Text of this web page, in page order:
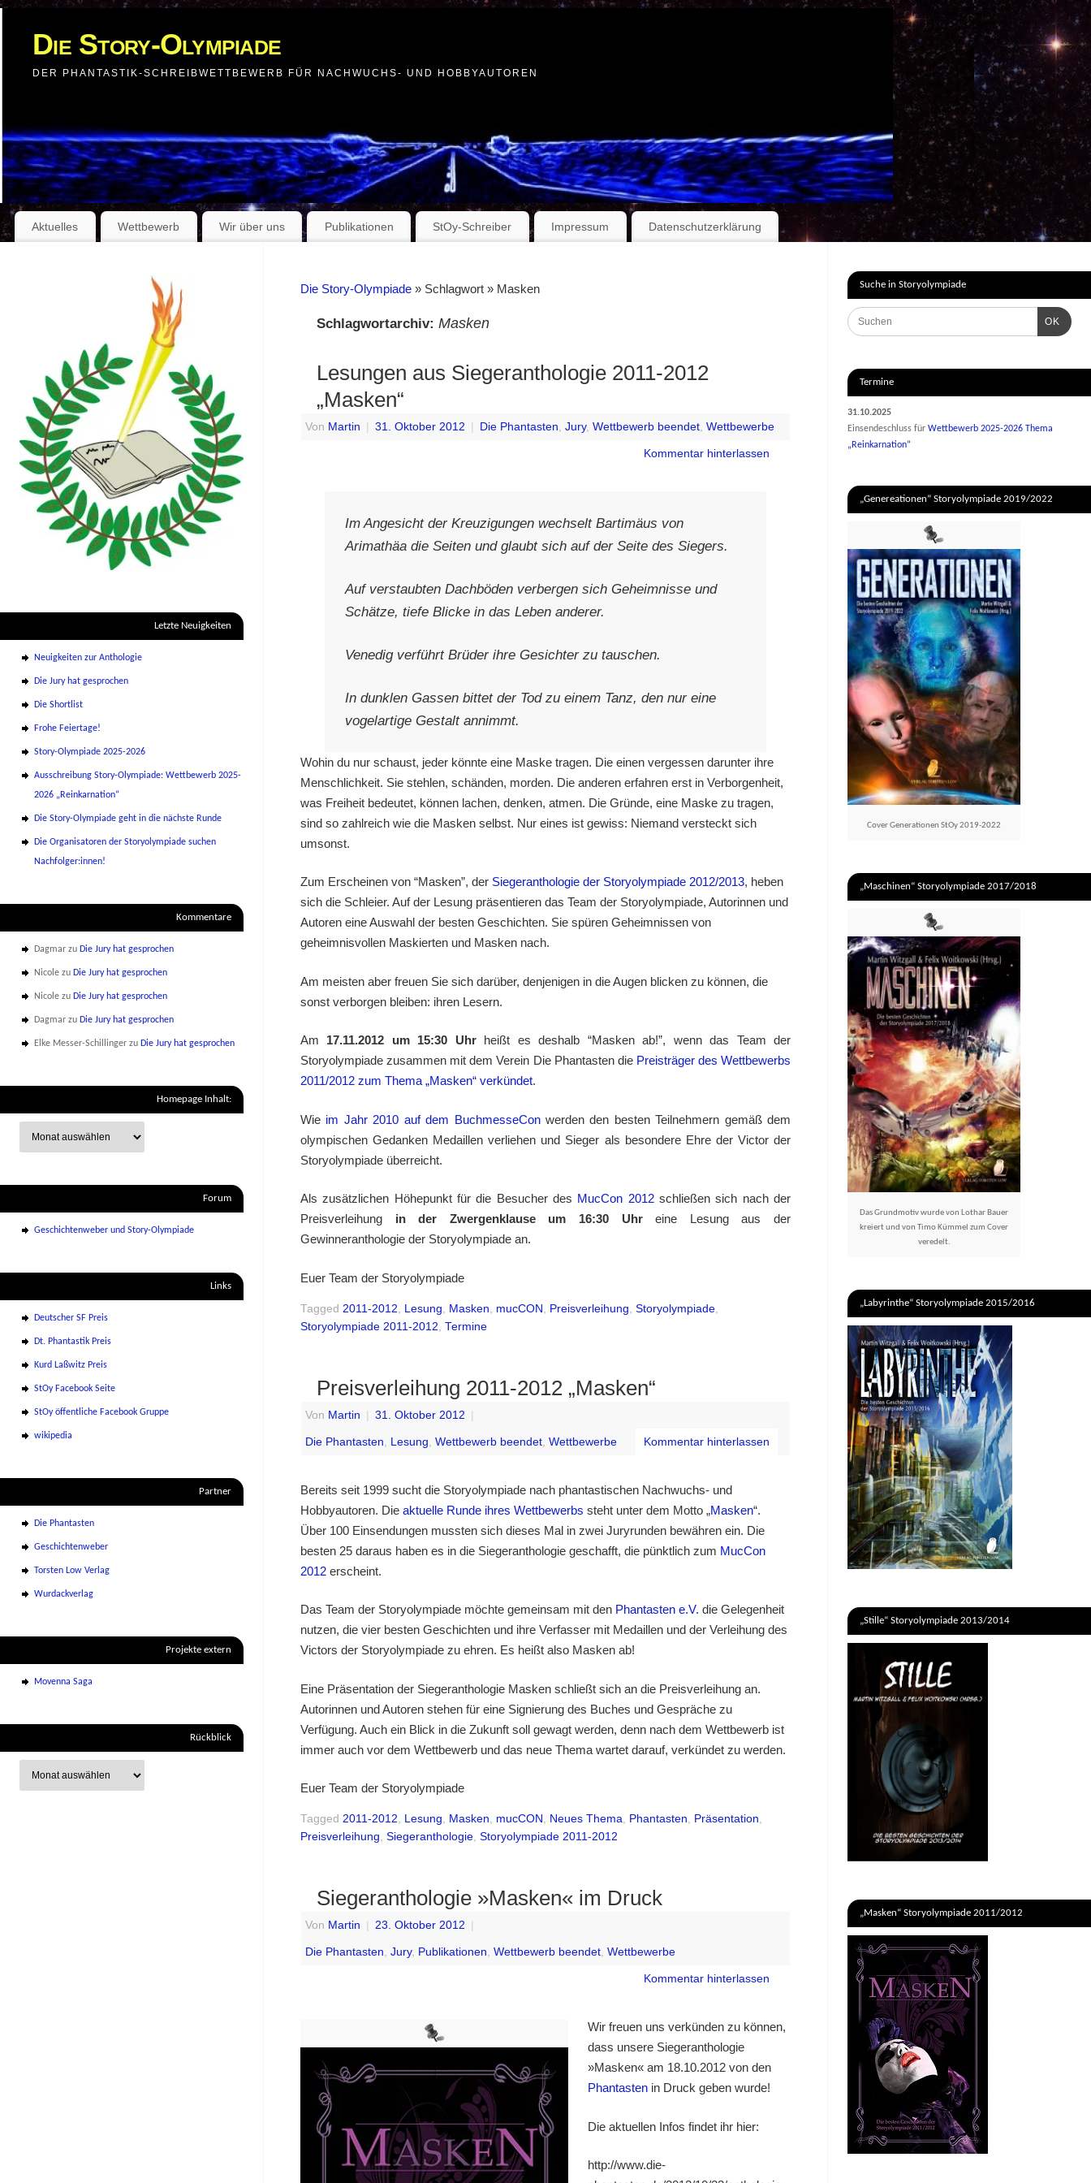
Die Story-Olympiade
DER PHANTASTIK-SCHREIBWETTBEWERB FÜR NACHWUCHS- UND HOBBYAUTOREN
Aktuelles Wettbewerb Wir über uns Publikationen StOy-Schreiber Impressum Datenschutzerklärung
Die Story-Olympiade » Schlagwort » Masken
Schlagwortarchiv: Masken
Lesungen aus Siegeranthologie 2011-2012
„Masken“
Von Martin 31. Oktober 2012 Die Phantasten, Jury, Wettbewerb beendet, Wettbewerbe
Kommentar hinterlassen
Im Angesicht der Kreuzigungen wechselt Bartimäus von
Arimathäa die Seiten und glaubt sich auf der Seite des Siegers.
Auf verstaubten Dachböden verbergen sich Geheimnisse und
Schätze, tiefe Blicke in das Leben anderer.
Venedig verführt Brüder ihre Gesichter zu tauschen.
In dunklen Gassen bittet der Tod zu einem Tanz, den nur eine
vogelartige Gestalt annimmt.
Wohin du nur schaust, jeder könnte eine Maske tragen. Die einen vergessen darunter ihre
Menschlichkeit. Sie stehlen, schänden, morden. Die anderen erfahren erst in Verborgenheit,
was Freiheit bedeutet, können lachen, denken, atmen. Die Gründe, eine Maske zu tragen,
sind so zahlreich wie die Masken selbst. Nur eines ist gewiss: Niemand versteckt sich
umsonst.
Zum Erscheinen von “Masken”, der Siegeranthologie der Storyolympiade 2012/2013, heben
sich die Schleier. Auf der Lesung präsentieren das Team der Storyolympiade, Autorinnen und
Autoren eine Auswahl der besten Geschichten. Sie spüren Geheimnissen von
geheimnisvollen Maskierten und Masken nach.
Am meisten aber freuen Sie sich darüber, denjenigen in die Augen blicken zu können, die
sonst verborgen bleiben: ihren Lesern.
Am 17.11.2012 um 15:30 Uhrheißt es deshalb “Masken ab!”, wenn das Team der
Storyolympiade zusammen mit dem Verein Die Phantasten die Preisträger des Wettbewerbs
2011/2012 zum Thema „Masken“ verkündet.
Wie im Jahr 2010 auf dem BuchmesseConwerden den besten Teilnehmern gemäß dem
olympischen Gedanken Medaillen verliehen und Sieger als besondere Ehre der Victor der
Storyolympiade überreicht.
Als zusätzlichen Höhepunkt für die Besucher des MucCon 2012schließen sich nach der
Preisverleihung in der Zwergenklause um 16:30 Uhreine Lesung aus der
Gewinneranthologie der Storyolympiade an.
Euer Team der Storyolympiade
Tagged 2011-2012 Lesung Masken mucCON Preisverleihung Storyolympiade
Storyolympiade 2011-2012 Termine
Preisverleihung 2011-2012 „Masken“
Von Martin | 31. Oktober 2012 |
Die Phantasten Lesung Wettbewerb beendet Wettbewerbe Kommentar hinterlassen
Bereits seit 1999 sucht die Storyolympiade nach phantastischen Nachwuchs- und
Hobbyautoren. Die aktuelle Runde ihres Wettbewerbs steht unter dem Motto „Masken“.
Über 100 Einsendungen mussten sich dieses Mal in zwei Juryrunden bewähren ein. Die
besten 25 daraus haben es in die Siegeranthologie geschafft, die pünktlich zum MucCon
2012 erscheint.
Das Team der Storyolympiade möchte gemeinsam mit den Phantasten e.V. die Gelegenheit
nutzen, die vier besten Geschichten und ihre Verfasser mit Medaillen und der Verleihung des
Victors der Storyolympiade zu ehren. Es heißt also Masken ab!
Eine Präsentation der Siegeranthologie Masken schließt sich an die Preisverleihung an.
Autorinnen und Autoren stehen für eine Signierung des Buches und Gespräche zu
Verfügung. Auch ein Blick in die Zukunft soll gewagt werden, denn nach dem Wettbewerb ist
immer auch vor dem Wettbewerb und das neue Thema wartet darauf, verkündet zu werden.
Euer Team der Storyolympiade
Tagged 2011-2012, Lesung, Masken, mucCON , Neues Thema, Phantasten, Präsentation,
Preisverleihung, Siegeranthologie, Storyolympiade 2011-2012
Siegeranthologie »Masken« im Druck
Von Martin 23. Oktober 2012
Die Phantasten, Jury, Publikationen, Wettbewerb beendet, Wettbewerbe
Kommentar hinterlassen
Wir freuen uns verkünden zu können,
dass unsere Siegeranthologie
»Masken« am 18.10.2012 von den
Phantasten in Druck geben wurde!
Die aktuellen Infos findet ihr hier:
http://www.die-
Letzte Neuigkeiten
Neuigkeiten zur Anthologie
Die Jury hat gesprochen
Die Shortlist
Frohe Feiertage!
Story-Olympiade 2025-2026
Ausschreibung Story-Olympiade: Wettbewerb 2025-
2026 „Reinkarnation“
Die Story-Olympiade geht in die nächste Runde
Die Organisatoren der Storyolympiade suchen
Nachfolger:innen!
Kommentare
Dagmar zu Die Jury hat gesprochen
Nicole zu Die Jury hat gesprochen
Nicole zu Die Jury hat gesprochen
Dagmar zu Die Jury hat gesprochen
Elke Messer-Schillinger zu Die Jury hat gesprochen
Homepage Inhalt:
Forum
Geschichtenweber und Story-Olympiade
Links
Deutscher SF Preis
Dt. Phantastik Preis
Kurd Laßwitz Preis
StOy Facebook Seite
StOy öffentliche Facebook Gruppe
wikipedia
Partner
Die Phantasten
Geschichtenweber
Torsten Low Verlag
Wurdackverlag
Projekte extern
Movenna Saga
Rückblick
Suche in Storyolympiade
OK
Termine
31.10.2025
Einsendeschluss für Wettbewerb 2025-2026 Thema
„Reinkarnation“
„Genereationen“ Storyolympiade 2019/2022
Cover Generationen StOy 2019-2022
„Maschinen“ Storyolympiade 2017/2018
Das Grundmotiv wurde von Lothar Bauer
kreiert und von Timo Kümmel zum Cover
veredelt.
„Labyrinthe“ Storyolympiade 2015/2016
„Stille“ Storyolympiade 2013/2014
„Masken“ Storyolympiade 2011/2012